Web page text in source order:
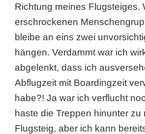
Richtung meines Flugsteiges.
erschrockenen
bleibe an eins zwei
hängen. Verdammt war ich
abgelenkt, dass ich
Abflugzeit mit Boardingzeit
habe?! Ja war ich verflucht
haste die Treppen hinunter zu
Flugsteig, aber ich kann